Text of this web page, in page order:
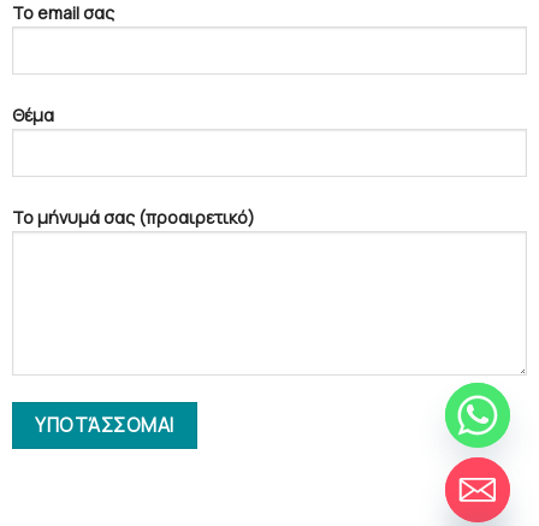
Το email σας
Θέμα
Το μήνυμά σας (προαιρετικό)
ΑΠΌΚΡΥΨΗ
ΣΥΝΟΜΙΛΊΑΣ